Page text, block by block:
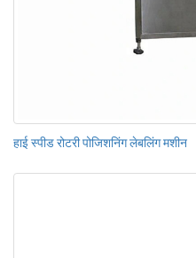
हाई स्पीड रोटरी पोजिशनिंग लेबलिंग मशीन